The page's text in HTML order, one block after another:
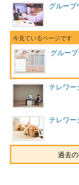
グループ
グルー
テレワー
テレワー
過去